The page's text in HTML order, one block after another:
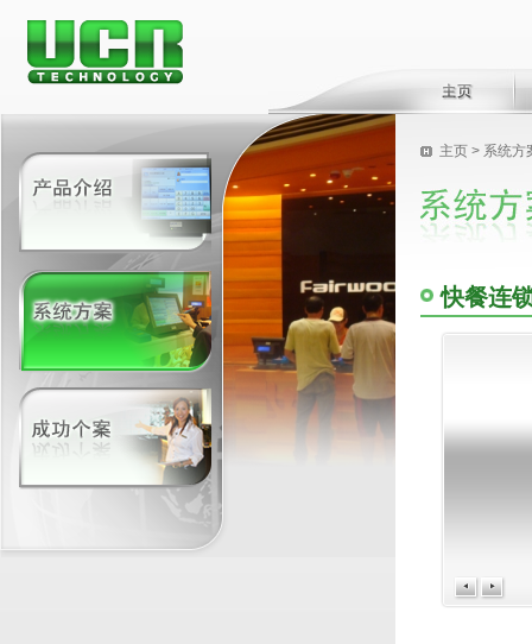
主页 > 系统方
快餐连